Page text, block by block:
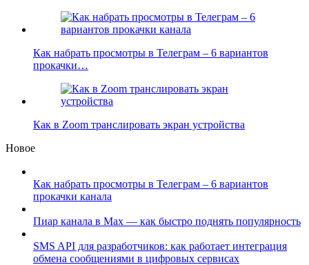
Как набрать просмотры в Телеграм – 6 вариантов
прокачки…
Как в Zoom транслировать экран устройства
Новое
Как набрать просмотры в Телеграм – 6 вариантов
прокачки канала
Пиар канала в Max — как быстро поднять популярность
SMS API для разработчиков: как работает интеграция
обмена сообщениями в цифровых сервисах